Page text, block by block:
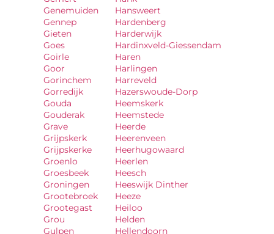
Genemuiden
Gennep
Gieten
Goes
Goirle
Goor
Gorinchem
Gorredijk
Gouda
Gouderak
Grave
Grijpskerk
Grijpskerke
Groenlo
Groesbeek
Groningen
Grootebroek
Grootegast
Grou
Gulpen
Hansweert
Hardenberg
Harderwijk
Hardinxveld-Giessendam
Haren
Harlingen
Harreveld
Hazerswoude-Dorp
Heemskerk
Heemstede
Heerde
Heerenveen
Heerhugowaard
Heerlen
Heesch
Heeswijk Dinther
Heeze
Heiloo
Helden
Hellendoorn